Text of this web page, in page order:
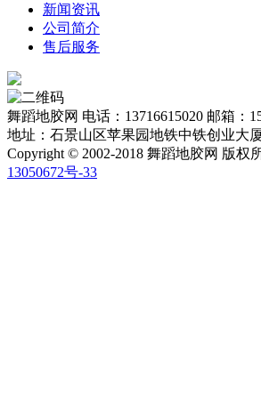
新闻资讯
公司简介
售后服务
舞蹈地胶网 电话：13716615020 邮箱：
地址：石景山区苹果园地铁中铁创业大
Copyright © 2002-2018 舞蹈地胶网 版权
13050672号-33